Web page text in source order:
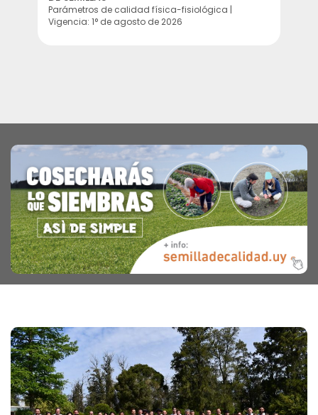
Parámetros de calidad física-fisiológica |
Vigencia: 1° de agosto de 2026